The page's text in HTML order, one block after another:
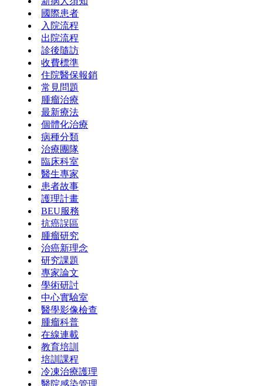
國際患者
入院流程
出院流程
診後隨訪
收費標準
住院醫保報銷
常見問題
腫瘤治療
最新療法
個體化治療
病種分類
治療團隊
臨床科室
醫生專家
患者故事
護理計畫
BEU服務
抗癌誤區
腫瘤研究
治癌新理念
研究課題
專家論文
學術研討
中心實驗室
醫學影像檢查
腫瘤科普
在線連載
教育培訓
培訓課程
冷凍治療護理
醫院感染管理